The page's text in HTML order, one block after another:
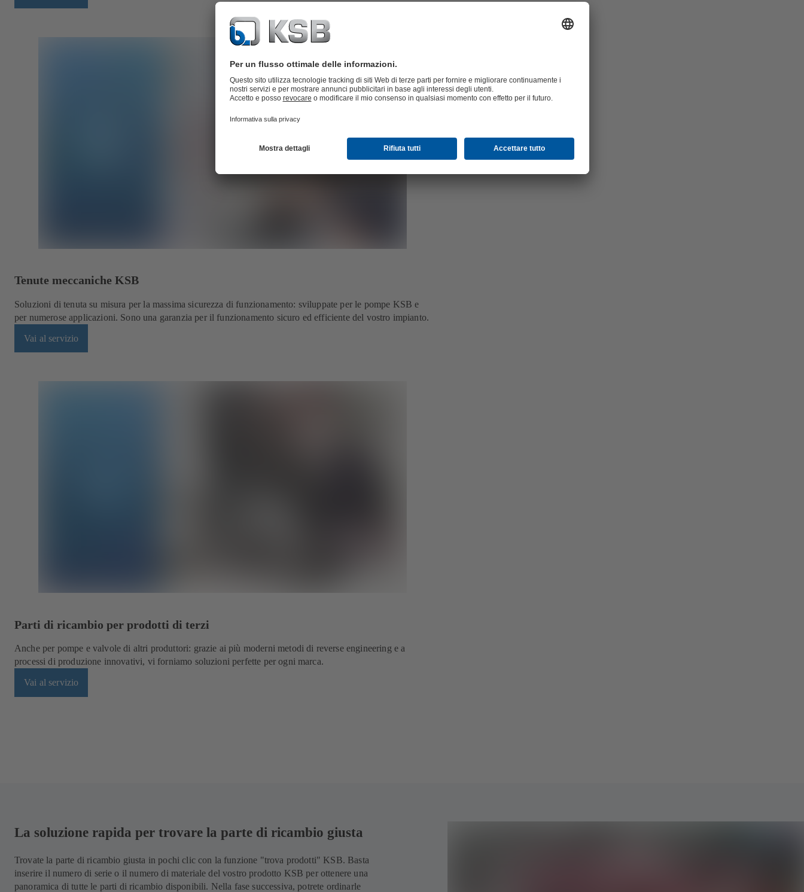
Tenute meccaniche KSB
Soluzioni di tenuta su misura per la massima sicurezza di funzionamento: sviluppate per le pompe KSB e
per numerose applicazioni. Sono una garanzia per il funzionamento sicuro ed efficiente del vostro impianto.
Vai al servizio
Parti di ricambio per prodotti di terzi
Anche per pompe e valvole di altri produttori: grazie ai più moderni metodi di reverse engineering e a
processi di produzione innovativi, vi forniamo soluzioni perfette per ogni marca.
Vai al servizio
La soluzione rapida per trovare la parte di ricambio giusta
Trovate la parte di ricambio giusta in pochi clic con la funzione "trova prodotti" KSB. Basta
inserire il numero di serie o il numero di materiale del vostro prodotto KSB per ottenere una
panoramica di tutte le parti di ricambio disponibili. Nella fase successiva, potrete ordinarle